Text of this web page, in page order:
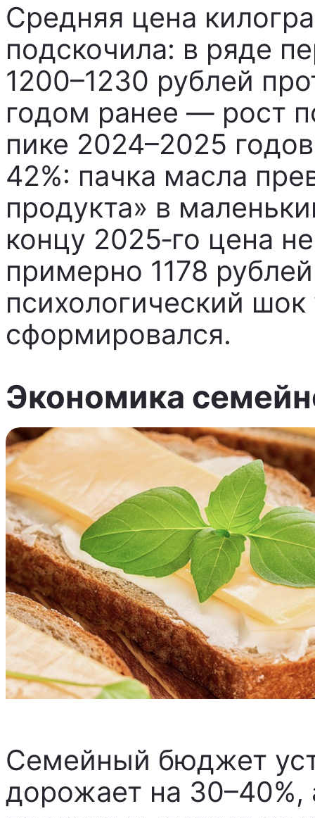
Средняя цена
подскочила: в ряде
1200–1230 рублей
годом ранее — рост
пике 2024–2025
42%: пачка масла
продукта» в
концу 2025‑го цена
примерно 1178
психологический
сформировался.
Экономика
Семейный бюджет
дорожает на 30–40%,